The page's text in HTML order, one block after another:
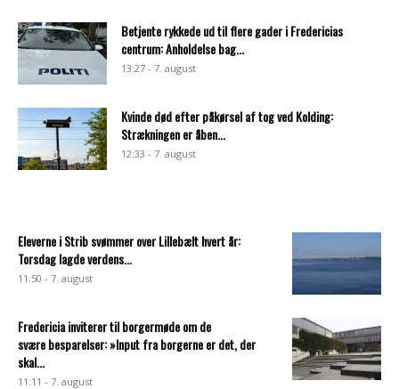
Betjente rykkede ud til flere gader i Fredericias
centrum: Anholdelse bag...
13:27 - 7. august
Kvinde død efter påkørsel af tog ved Kolding:
Strækningen er åben...
12:33 - 7. august
Eleverne i Strib svømmer over Lillebælt hvert år:
Torsdag lagde verdens...
11:50 - 7. august
Fredericia inviterer til borgermøde om de
svære besparelser: »Input fra borgerne er det, der
skal...
11:11 - 7. august